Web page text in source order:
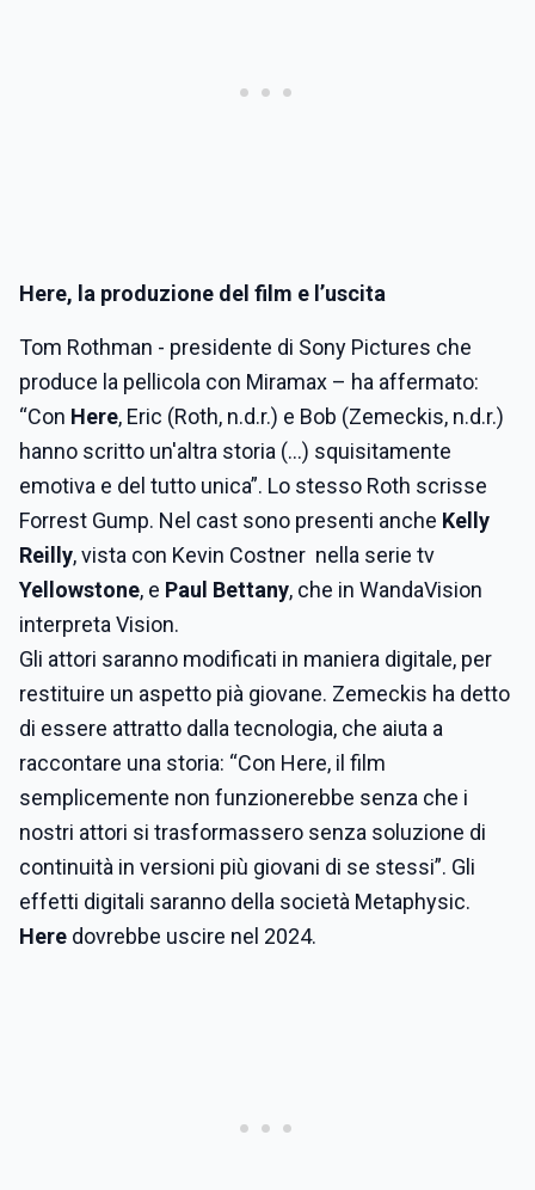
Here, la produzione del film e l’uscita
Tom Rothman - presidente di Sony Pictures che
produce la pellicola con Miramax – ha affermato:
“Con Here, Eric (Roth, n.d.r.) e Bob (Zemeckis, n.d.r.)
hanno scritto un'altra storia (…) squisitamente
emotiva e del tutto unica”. Lo stesso Roth scrisse
Forrest Gump. Nel cast sono presenti anche Kelly
Reilly, vista con Kevin Costner nella serie tv
Yellowstone, e Paul Bettany, che in WandaVision
interpreta Vision.
Gli attori saranno modificati in maniera digitale, per
restituire un aspetto pià giovane. Zemeckis ha detto
di essere attratto dalla tecnologia, che aiuta a
raccontare una storia: “Con Here, il film
semplicemente non funzionerebbe senza che i
nostri attori si trasformassero senza soluzione di
continuità in versioni più giovani di se stessi”. Gli
effetti digitali saranno della società Metaphysic.
Here dovrebbe uscire nel 2024.